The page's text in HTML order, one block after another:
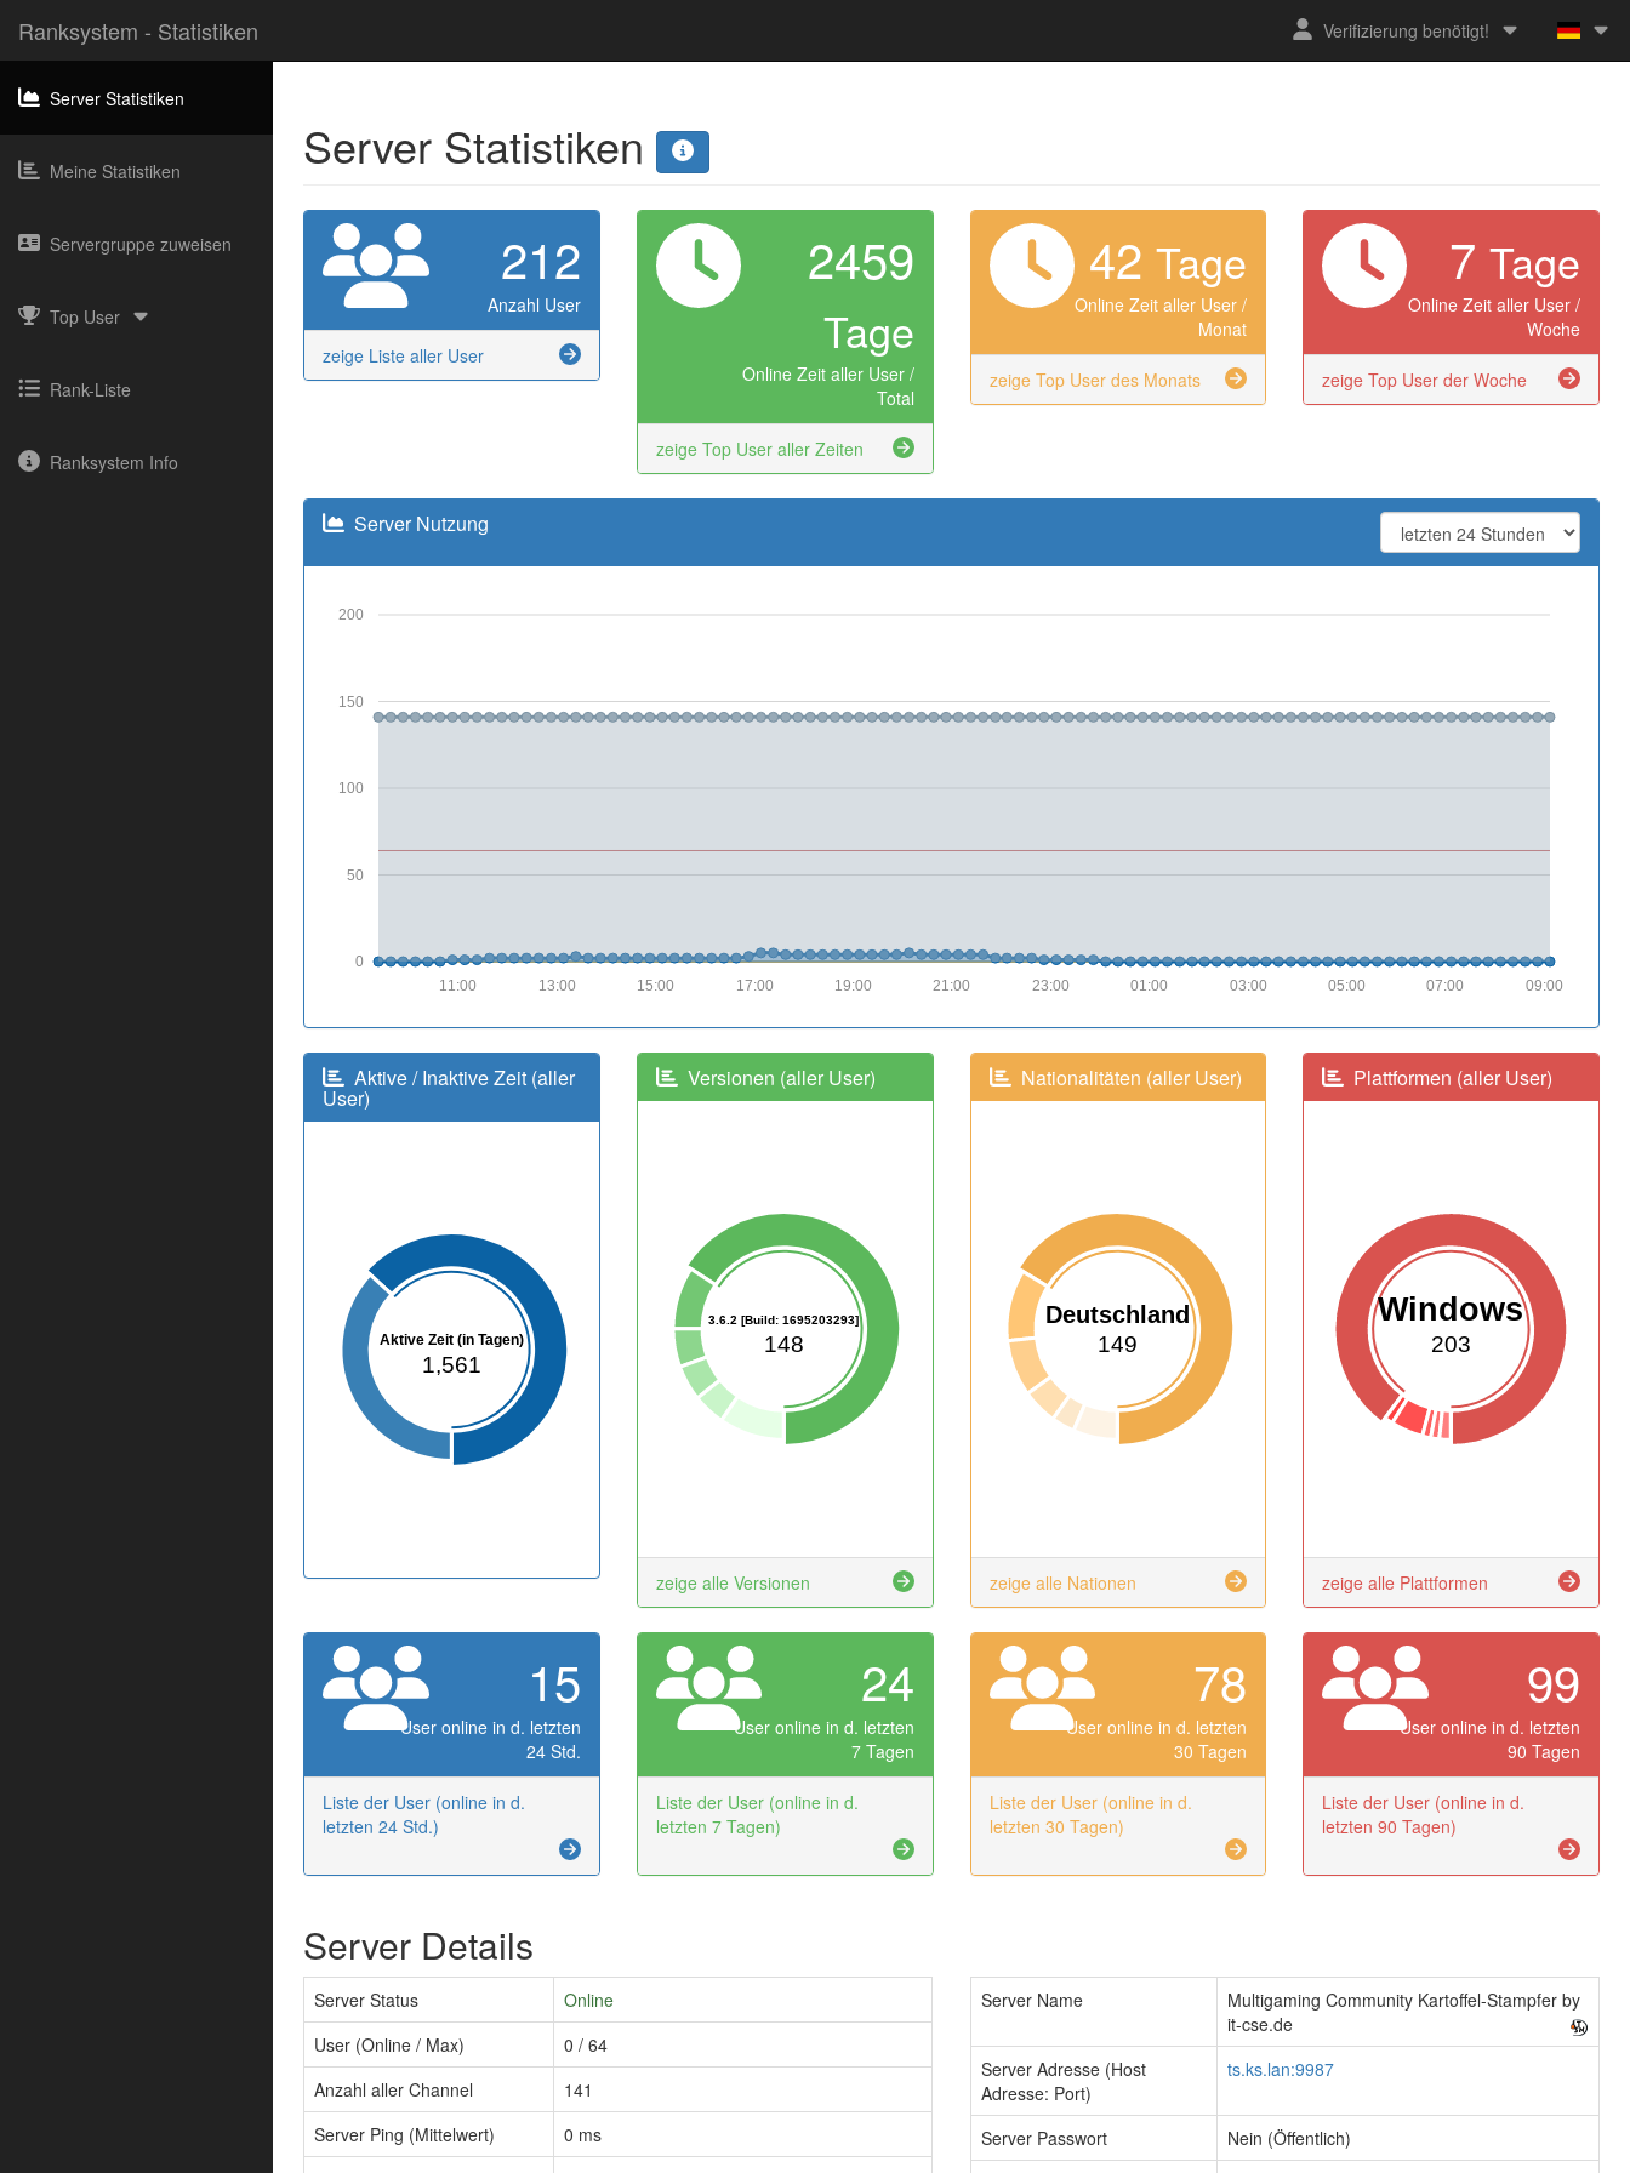
Ranksystem - Statistiken Verifizierung benötigt!
Server Statistiken
Meine Statistiken
Servergruppe zuweisen
Top User
Rank-Liste
Ranksystem Info
Server Statistiken
212
Anzahl User
zeige Liste aller User
2459
Tage
Online Zeit aller User /
Total
zeige Top User aller Zeiten
42Tage
Online Zeit aller User /
Monat
zeige Top User des Monats
7 Tage
Online Zeit aller User /
Woche
zeige Top User der Woche
Server Nutzung
0
50
100
150
200
09:00
07:00
05:00
03:00
01:00
23:00
21:00
19:00
17:00
15:00
13:00
11:00
Aktive / Inaktive Zeit (aller
User)
Aktive Zeit (in Tagen)
1,561
Versionen (aller User)
3.6.2 [Build: 1695203293]
148
zeige alle Versionen
Nationalitäten (aller User)
Deutschland
149
zeige alle Nationen
Plattformen (aller User)
Windows
203
zeige alle Plattformen
15
User online in d. letzten
24 Std.
Liste der User (online in d.
letzten 24 Std.)
24
User online in d. letzten
7 Tagen
Liste der User (online in d.
letzten 7 Tagen)
78
User online in d. letzten
30 Tagen
Liste der User (online in d.
letzten 30 Tagen)
99
User online in d. letzten
90 Tagen
Liste der User (online in d.
letzten 90 Tagen)
Server Details
Server Status
Online
User (Online / Max)
0 / 64
Anzahl aller Channel
141
Server Ping (Mittelwert)
0 ms
Server Name
Multigaming Community Kartoffel-Stampfer by
it-cse.de
Server Adresse (Host
Adresse: Port)
ts.ks.lan:9987
Server Passwort
Nein (Öffentlich)